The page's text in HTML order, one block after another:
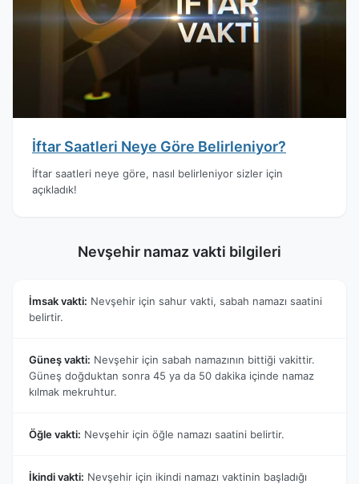
İftar Saatleri Neye Göre Belirleniyor?
İftar saatleri neye göre, nasıl belirleniyor sizler için
açıkladık!
Nevşehir namaz vakti bilgileri
İmsak vakti: Nevşehir için sahur vakti, sabah namazı saatini
belirtir.
Güneş vakti: Nevşehir için sabah namazının bittiği vakittir.
Güneş doğduktan sonra 45 ya da 50 dakika içinde namaz
kılmak mekruhtur.
Öğle vakti: Nevşehir için öğle namazı saatini belirtir.
İkindi vakti: Nevşehir için ikindi namazı vaktinin başladığı